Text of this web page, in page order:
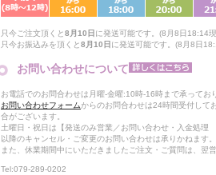
只今ご注文頂くと8月10日 に発送可能です。(8月8日18:14
只今お振込みを頂くと8月10日 に発送可能です。(8月8日
お問い合わせについて
お電話でのお問合わせは月曜-金曜:10時-16時まで承ってお
お問い合わせフォームからのお問合わせは24時間受付して
合がございます。
土曜日・祝日は【発送のみ営業／お問い合わせ・入金処
以降のキャンセル・ご変更のお問い合わせは承りかねます。
また、休業期間中にいただきましたご注文・ご質問は、翌
Tel:079-289-0202